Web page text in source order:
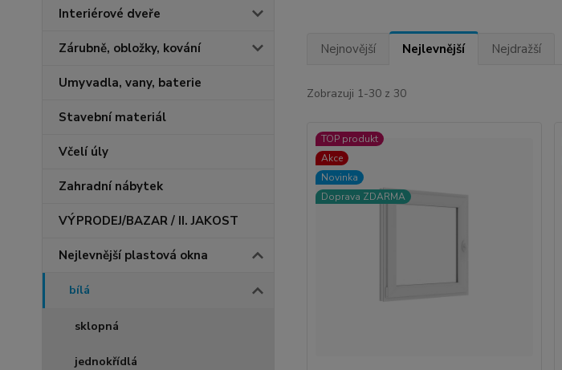
Interiérové dveře
Zárubně, obložky, kování
Umyvadla, vany, baterie
Stavební materiál
Včelí úly
Zahradní nábytek
VÝPRODEJ/BAZAR / II. JAKOST
Nejlevnější plastová okna
bílá
sklopná
jednokřídlá
Nejnovější Nejlevnější Nejdražší
Zobrazuji 1-30 z 30
TOP produkt
Akce
Novinka
Doprava ZDARMA